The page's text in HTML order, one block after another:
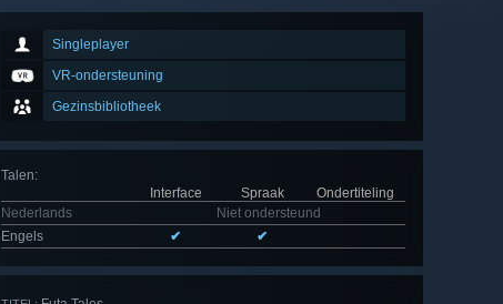
Singleplayer
VR-ondersteuning
Gezinsbibliotheek
Talen:
Interface
Spraak
Ondertiteling
Nederlands
Niet ondersteund
Engels
✔ ✔